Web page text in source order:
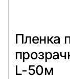
Пленка
L-50м